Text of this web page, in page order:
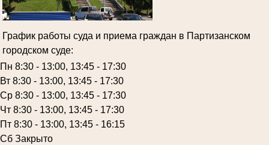
График работы суда и приема граждан в Партизанском
городском суде:
Пн 8:30 - 13:00, 13:45 - 17:30
Вт 8:30 - 13:00, 13:45 - 17:30
Ср 8:30 - 13:00, 13:45 - 17:30
Чт 8:30 - 13:00, 13:45 - 17:30
Пт 8:30 - 13:00, 13:45 - 16:15
Сб Закрыто